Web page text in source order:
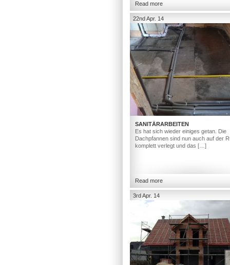
Read more
22nd Apr. 14
SANITÄRARBEITEN
Es hat sich wieder einiges getan. Die
Dachpfannen sind nun auch auf der
komplett verlegt und das […]
Read more
3rd Apr. 14